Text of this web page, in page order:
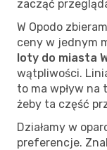
zacząć
W Opodo
ceny w jednym
loty do miasta
wątpliwości.
to ma wpływ na
żeby ta część
Działamy w
preferencje.